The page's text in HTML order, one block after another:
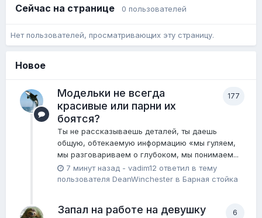
Сейчас на странице 0 пользователей
Нет пользователей, просматривающих эту страницу.
Новое
177
Модельки не всегда
красивые или парни их
боятся?
Ты не рассказываешь деталей, ты даешь
общую, обтекаемую информацию «мы гуляем,
мы разговариваем о глубоком, мы понимаем...
7 минут назад - vadim12 ответил в тему
пользователя DeanWinchester в Барная стойка
6
Запал на работе на девушку